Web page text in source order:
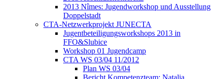
2013 Nîmes: Jugendworkshop und Ausstellung
Doppelstadt
CTA-Netzwerkprojekt JUNECTA
Jugentbeteiligungsworkshops 2013 in
FFO&Slubice
Workshop 01 Jugendcamp
CTA WS 03/04 11/2012
Plan WS 03/04
Bericht Kompetenzteam: Natalia